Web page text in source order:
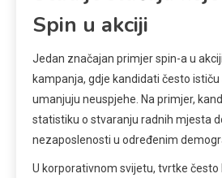
Spin u akciji
Jedan značajan primjer spin-a u
kampanja, gdje kandidati često
umanjuju neuspjehe. Na primjer,
statistiku o stvaranju radnih mjesta
nezaposlenosti u određenim
U korporativnom svijetu, tvrtke često